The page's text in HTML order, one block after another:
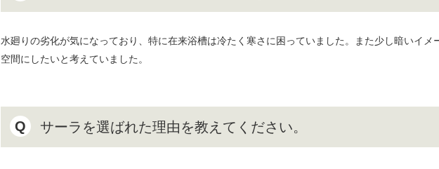
水廻りの劣化が気になっており、特に在来浴槽は冷たく寒さに困っていました。また少し暗いイメ
空間にしたいと考えていました。
Q サーラを選ばれた理由を教えてください。